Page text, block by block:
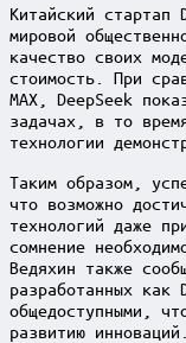
Китайский стартап
мировой
качество своих
стоимость. При
MAX, DeepSeek
задачах, в то
технологии
Таким образом,
что возможно
технологий даже
сомнение
Ведяхин также
разработанных как
общедоступными,
развитию инноваций.